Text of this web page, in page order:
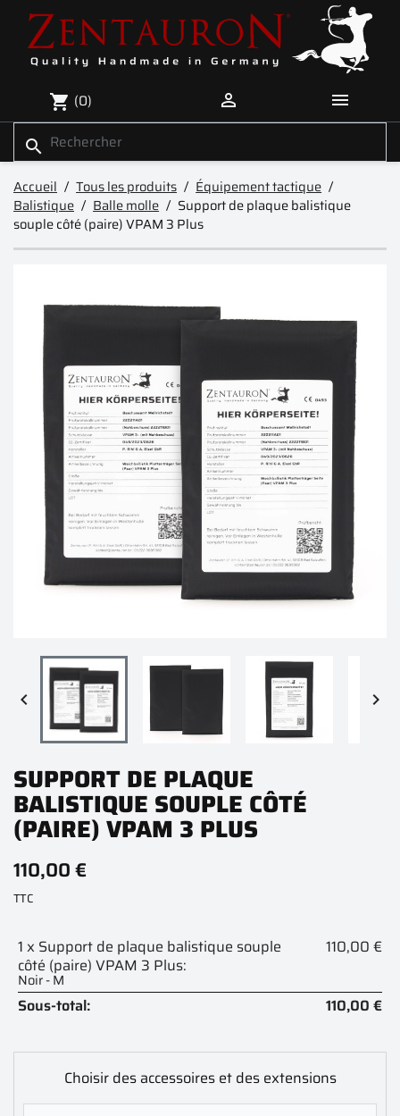
shopping_cart (0)  
search
Accueil Tous les produits
Équipement tactique
Balistique
Balle molle
Support de plaque balistique
souple côté (paire) VPAM 3 Plus
 
SUPPORT DE PLAQUE
BALISTIQUE SOUPLE CÔTÉ
(PAIRE) VPAM 3 PLUS
110,00 €
TTC
1 x Support de plaque balistique souple
côté (paire) VPAM 3 Plus:
Noir - M
110,00 €
Sous-total: 110,00 €
Choisir des accessoires et des extensions